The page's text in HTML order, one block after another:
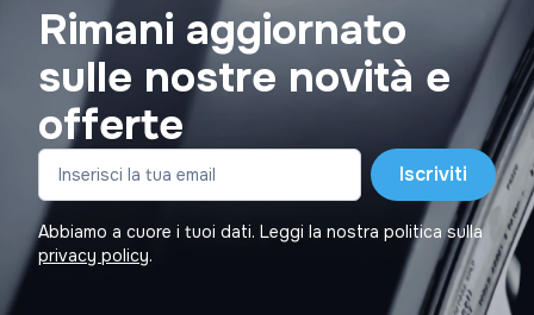
Rimani aggiornato
sulle nostre novità e
offerte
Iscriviti
Abbiamo a cuore i tuoi dati. Leggi la nostra politica sulla
privacy policy.